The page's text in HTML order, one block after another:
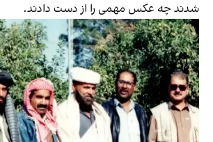
شدند چه عکس مهمی را از دست دادند.